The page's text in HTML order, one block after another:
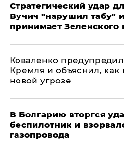
Стратегический удар
Вучич "нарушил табу"
принимает Зеленского
Коваленко
Кремля и объяснил, как
новой угрозе
В Болгарию вторгся
беспилотник и
газопровода